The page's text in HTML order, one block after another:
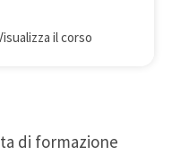
il corso
di formazione